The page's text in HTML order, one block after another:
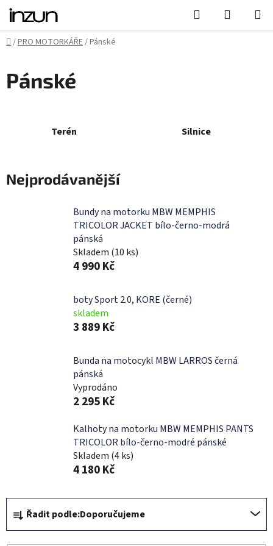
Přejít
obsah
Hledat
KOŠÍK
Domů
/PRO MOTORKÁŘE/Pánské
Pánské
Terén Silnice
Nejprodávanější
Bundy na motorku MBW MEMPHIS
TRICOLOR JACKET bílo-černo-modrá
pánská
Skladem (10 ks)
4 990 Kč
boty Sport 2.0, KORE (černé)
skladem
3 889 Kč
Bunda na motocykl MBW LARROS černá
pánská
Vyprodáno
2 295 Kč
Kalhoty na motorku MBW MEMPHIS PANTS
TRICOLOR bílo-černo-modré pánské
Skladem (4 ks)
4 180 Kč
Ř
a
z
Řadit podle:Doporučujeme